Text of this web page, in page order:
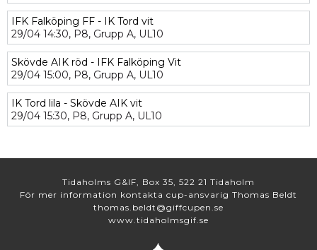
IFK Falköping FF - IK Tord vit
29/04 14:30, P8, Grupp A, UL10
Skövde AIK röd - IFK Falköping Vit
29/04 15:00, P8, Grupp A, UL10
IK Tord lila - Skövde AIK vit
29/04 15:30, P8, Grupp A, UL10
Tidaholms G&IF, Box 35, 522 21 Tidaholm
För mer information kontakta cup-ansvarig Thomas Beldt
thomas.beldt@giffcupen.se
www.tidaholmsgif.se